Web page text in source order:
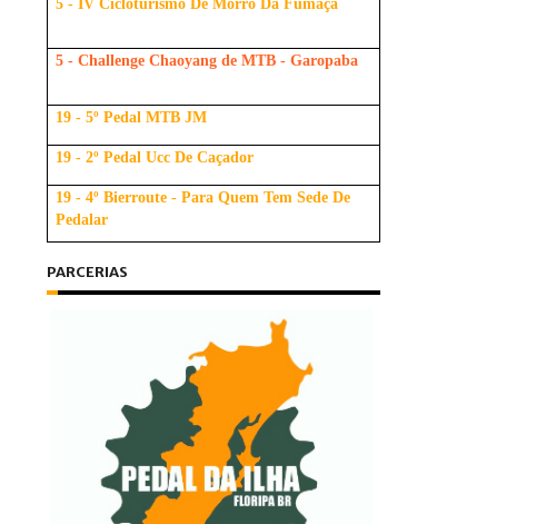
5 - IV Cicloturismo De Morro Da Fumaça
5 - Challenge Chaoyang de MTB - Garopaba
19 - 5º Pedal MTB JM
19 - 2º Pedal Ucc De Caçador
19 - 4º Bierroute - Para Quem Tem Sede De
Pedalar
PARCERIAS